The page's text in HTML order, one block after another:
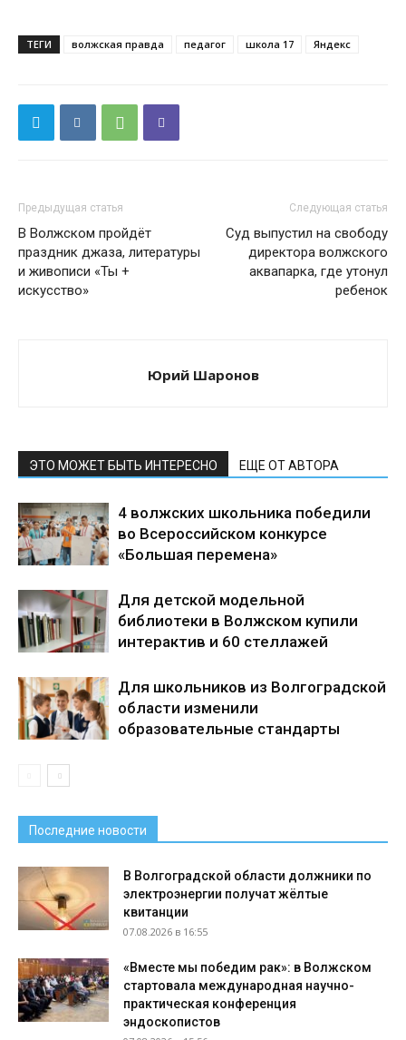
ТЕГИ волжская правда педагог школа 17 Яндекс
Предыдущая статья
В Волжском пройдёт
праздник джаза, литературы
и живописи «Ты +
искусство»
Следующая статья
Суд выпустил на свободу
директора волжского
аквапарка, где утонул
ребенок
Юрий Шаронов
ЭТО МОЖЕТ БЫТЬ ИНТЕРЕСНО ЕЩЕ ОТ АВТОРА
4 волжских школьника победили
во Всероссийском конкурсе
«Большая перемена»
Для детской модельной
библиотеки в Волжском купили
интерактив и 60 стеллажей
Для школьников из Волгоградской
области изменили
образовательные стандарты
Последние новости
В Волгоградской области должники по
электроэнергии получат жёлтые
квитанции
07.08.2026 в 16:55
«Вместе мы победим рак»: в Волжском
стартовала международная научно-
практическая конференция
эндоскопистов